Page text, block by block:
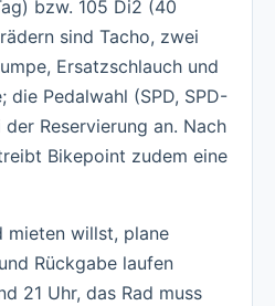
bzw. 105 Di2 (40
sind Tacho, zwei
Ersatzschlauch und
die Pedalwahl (SPD, SPD-
Reservierung an. Nach
Bikepoint zudem eine
mieten willst, plane
Rückgabe laufen
21 Uhr, das Rad muss